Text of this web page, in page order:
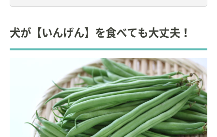
の活動。ペットの栄養に関する団体の要職を務め
自宅で９頭の猫と暮らす愛猫家。
犬が【いんげん】を食べても大丈夫！